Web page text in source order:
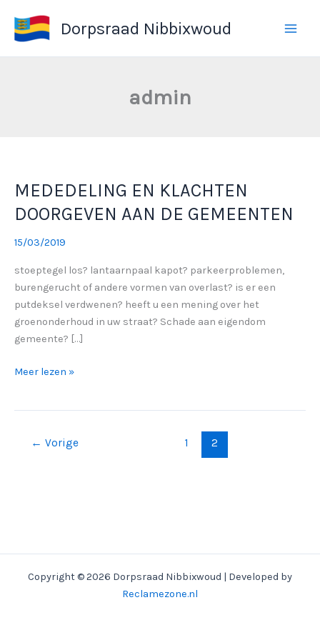
naar
inhoud
Dorpsraad Nibbixwoud
admin
MEDEDELING EN KLACHTEN
DOORGEVEN AAN DE GEMEENTEN
15/03/2019
stoeptegel los? lantaarnpaal kapot? parkeerproblemen,
burengerucht of andere vormen van overlast? is er een
putdeksel verdwenen? heeft u een mening over het
groenonderhoud in uw straat? Schade aan eigendom
gemeente? […]
MEDEDELING
Meer lezen »
← Vorige 1 2
Copyright © 2026 Dorpsraad Nibbixwoud | Developed by
Reclamezone.nl